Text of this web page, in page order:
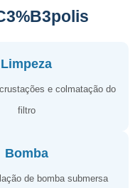
Limpeza
e colmatação do
filtro
Bomba
de bomba submersa